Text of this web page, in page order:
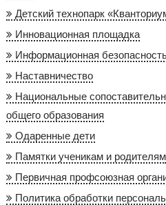
Детский технопарк
Инновационная площадка
Информационная
Наставничество
Национальные
общего образования
Одаренные дети
Памятки ученикам и родителям
Первичная профсоюзная
Политика обработки